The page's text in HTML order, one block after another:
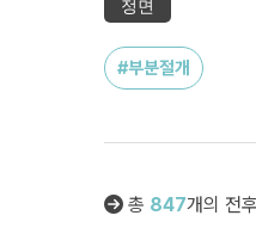
정면
#부분절개
총 847개의 전